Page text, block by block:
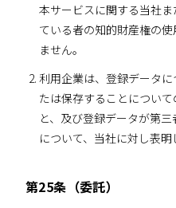
本サービスに関する当社
ている者の知的財産権の
ません。
利用企業は、登録データ
たは保存することについ
と、及び登録データが第
について、当社に対し表明
第25条（委託）